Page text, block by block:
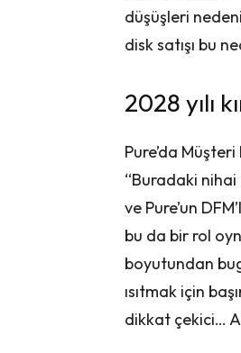
düşüşleri
disk satışı bu
2028 yılı
Pure’da
“Buradaki
ve Pure’un
bu da bir rol
boyutundan
ısıtmak için
dikkat çekici…